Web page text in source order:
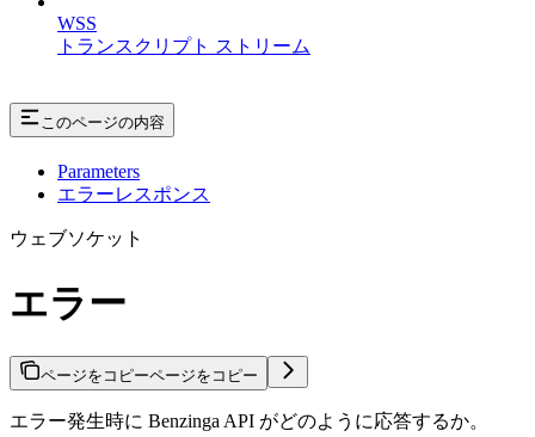
WSS
トランスクリプト ストリーム
このページの内容
Parameters
エラーレスポンス
ウェブソケット
エラー
ページをコピーページをコピー
エラー発生時に Benzinga API がどのように応答するか。